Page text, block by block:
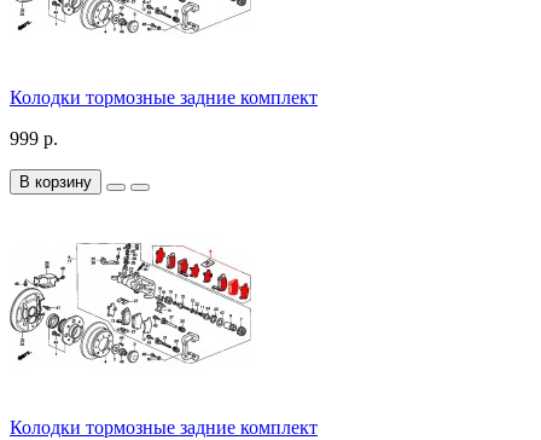
Колодки тормозные задние комплект
999 р.
В корзину
Колодки тормозные задние комплект